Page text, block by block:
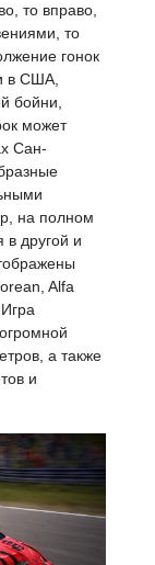
то вправо,
то
гонок
в США,
бойни,
может
Сан-
на полном
в другой и
Alfa
а также
и